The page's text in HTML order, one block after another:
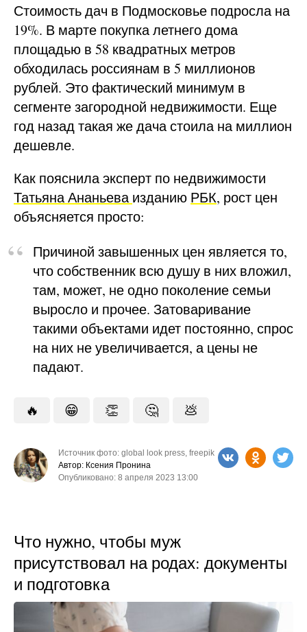
Стоимость дач в Подмосковье подросла на
19%. В марте покупка летнего дома
площадью в 58 квадратных метров
обходилась россиянам в 5 миллионов
рублей. Это фактический минимум в
сегменте загородной недвижимости. Еще
год назад такая же дача стоила на миллион
дешевле.
Как пояснила эксперт по недвижимости
Татьяна Ананьеваизданию РБК, рост цен
объясняется просто:
Причиной завышенных цен является то,
что собственник всю душу в них вложил,
там, может, не одно поколение семьи
выросло и прочее. Затоваривание
такими объектами идет постоянно, спрос
на них не увеличивается, а цены не
падают.
🔥 😁 👏 🤔 💩
Источник фото: global look press, freepik
Автор: Ксения Пронина
Опубликовано: 8 апреля 2023 13:00
Что нужно, чтобы муж
присутствовал на родах: документы
и подготовка